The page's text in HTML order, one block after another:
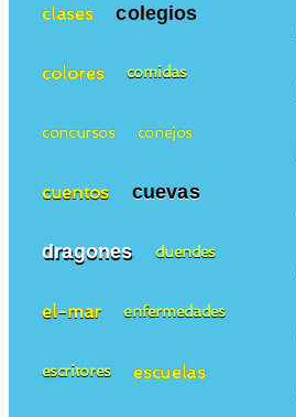
clases colegios
colores comidas
concursos conejos
cuentos cuevas
dragones duendes
el-mar enfermedades
escritores escuelas